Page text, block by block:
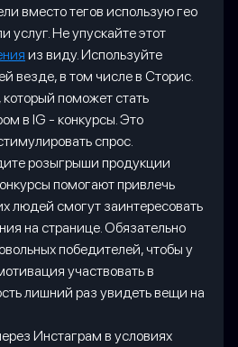
вместо тегов использую гео
услуг. Не упускайте этот
из виду. Используйте
везде, в том числе в Сторис.
поможет стать
в IG - конкурсы. Это
спрос.
розыгрыши продукции
помогают привлечь
людей смогут заинтересовать
на странице. Обязательно
победителей, чтобы у
участвовать в
лишний раз увидеть вещи на
Инстаграм в условиях